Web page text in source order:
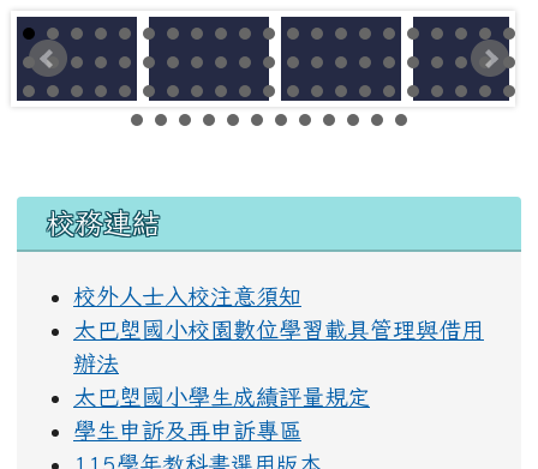
左邊區域內容
校務連結
校外人士入校注意須知
太巴塱國小校園數位學習載具管理與借用
辦法
太巴塱國小學生成績評量規定
學生申訴及再申訴專區
115學年教科書選用版本